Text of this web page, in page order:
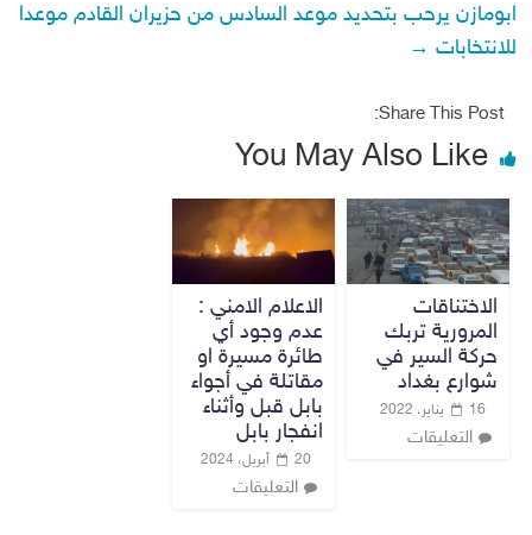
ابومازن يرحب بتحديد موعد السادس من حزيران القادم موعدا
للانتخابات →
Share This Post:
You May Also Like
الاختناقات
المرورية تربك
حركة السير في
شوارع بغداد
16 يناير، 2022
التعليقات
الاعلام الامني :
عدم وجود أي
طائرة مسيرة او
مقاتلة في أجواء
بابل قبل وأثناء
انفجار بابل
20 أبريل، 2024
التعليقات